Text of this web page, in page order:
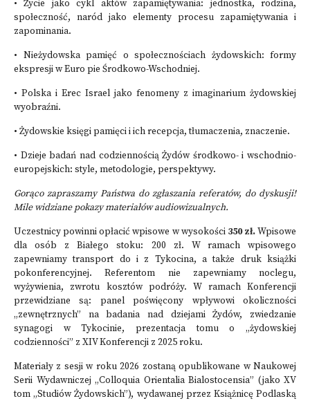
• Życie jako cykl aktów zapamiętywania: jednostka, rodzina,
społeczność, naród jako elementy procesu zapamiętywania i
zapominania.
• Nieżydowska pamięć o społecznościach żydowskich: formy
ekspresji w Euro pie Środkowo-Wschodniej.
• Polska i Erec Israel jako fenomeny z imaginarium żydowskiej
wyobraźni.
• Żydowskie księgi pamięci i ich recepcja, tłumaczenia, znaczenie.
• Dzieje badań nad codziennością Żydów środkowo- i wschodnio-
europejskich: style, metodologie, perspektywy.
Gorąco zapraszamy Państwa do zgłaszania referatów, do dyskusji!
Mile widziane pokazy materiałów audiowizualnych.
Uczestnicy powinni opłacić wpisowe w wysokości 350 zł.Wpisowe
dla osób z Białego stoku: 200 zł. W ramach wpisowego
zapewniamy transport do i z Tykocina, a także druk książki
pokonferencyjnej. Referentom nie zapewniamy noclegu,
wyżywienia, zwrotu kosztów podróży. W ramach Konferencji
przewidziane są: panel poświęcony wpływowi okoliczności
„zewnętrznych” na badania nad dziejami Żydów, zwiedzanie
synagogi w Tykocinie, prezentacja tomu o „żydowskiej
codzienności” z XIV Konferencji z 2025 roku.
Materiały z sesji w roku 2026 zostaną opublikowane w Naukowej
Serii Wydawniczej „Colloquia Orientalia Bialostocensia” (jako XV
tom „Studiów Żydowskich”), wydawanej przez Książnicę Podlaską